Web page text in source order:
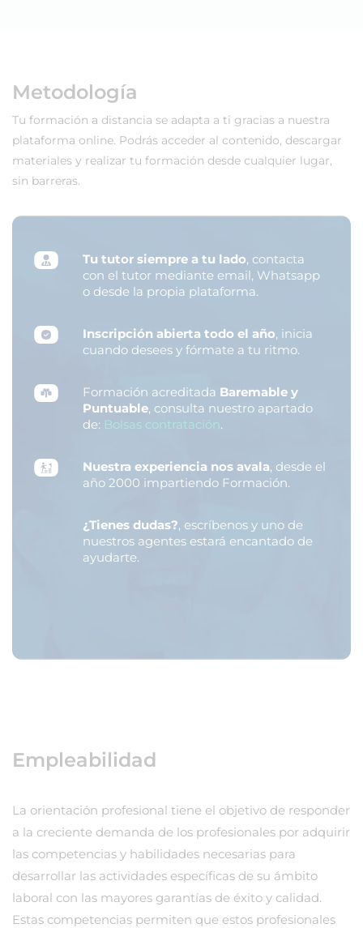
Metodología
Tu formación a distancia se adapta a ti gracias a nuestra
plataforma online. Podrás acceder al contenido, descargar
materiales y realizar tu formación desde cualquier lugar,
sin barreras.
Tu tutor siempre a tu lado, contacta
con el tutor mediante email, Whatsapp
o desde la propia plataforma.
Inscripción abierta todo el año, inicia
cuando desees y fórmate a tu ritmo.
Formación acreditada Baremable y
Puntuable, consulta nuestro apartado
de: Bolsas contratación.
Nuestra experiencia nos avala, desde el
año 2000 impartiendo Formación.
¿Tienes dudas?, escríbenos y uno de
nuestros agentes estará encantado de
ayudarte.
Empleabilidad
La orientación profesional tiene el objetivo de responder
a la creciente demanda de los profesionales por adquirir
las competencias y habilidades necesarias para
desarrollar las actividades específicas de su ámbito
laboral con las mayores garantías de éxito y calidad.
Estas competencias permiten que estos profesionales